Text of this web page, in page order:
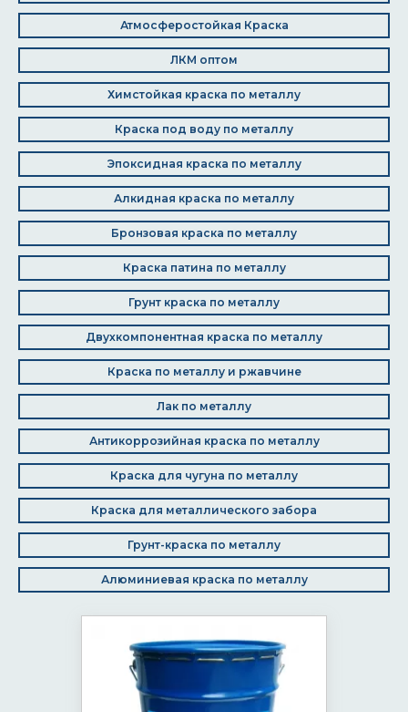
Атмосферостойкая Краска
ЛКМ оптом
Химстойкая краска по металлу
Краска под воду по металлу
Эпоксидная краска по металлу
Алкидная краска по металлу
Бронзовая краска по металлу
Краска патина по металлу
Грунт краска по металлу
Двухкомпонентная краска по металлу
Краска по металлу и ржавчине
Лак по металлу
Антикоррозийная краска по металлу
Краска для чугуна по металлу
Краска для металлического забора
Грунт-краска по металлу
Алюминиевая краска по металлу